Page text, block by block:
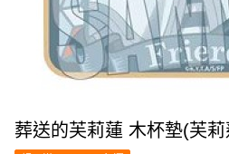
葬送的芙莉蓮 木杯墊(芙